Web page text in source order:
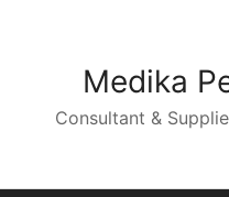
Medika
Consultant &